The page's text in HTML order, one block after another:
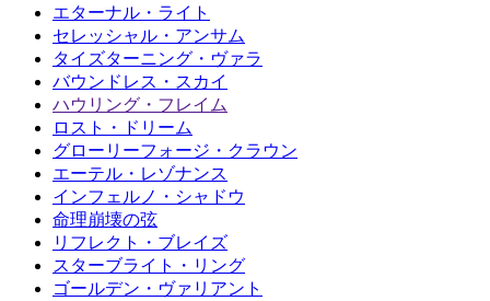
エターナル・ライト
セレッシャル・アンサム
タイズターニング・ヴァラ
バウンドレス・スカイ
ハウリング・フレイム
ロスト・ドリーム
グローリーフォージ・クラウン
エーテル・レゾナンス
インフェルノ・シャドウ
命理崩壊の弦
リフレクト・ブレイズ
スターブライト・リング
ゴールデン・ヴァリアント